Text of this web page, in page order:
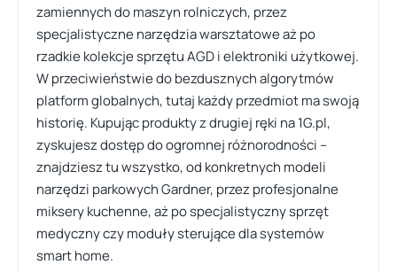
zamiennych do maszyn rolniczych, przez
specjalistyczne narzędzia warsztatowe aż po
rzadkie kolekcje sprzętu AGD i elektroniki użytkowej.
W przeciwieństwie do bezdusznych algorytmów
platform globalnych, tutaj każdy przedmiot ma swoją
historię. Kupując produkty z drugiej ręki na 1G.pl,
zyskujesz dostęp do ogromnej różnorodności –
znajdziesz tu wszystko, od konkretnych modeli
narzędzi parkowych Gardner, przez profesjonalne
miksery kuchenne, aż po specjalistyczny sprzęt
medyczny czy moduły sterujące dla systemów
smart home.